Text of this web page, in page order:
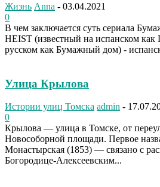
Жизнь Anna - 03.04.2021
0
В чем заключается суть сериала
HEIST (известный на испанском как
русском как Бумажный дом) -
Улица Крылова
Истории улиц Томска admin -
0
Крылова — улица в Томске, от
Новособорной площади. Первое
Монастырская (1853) — связано с
Богородице-Алексеевским...